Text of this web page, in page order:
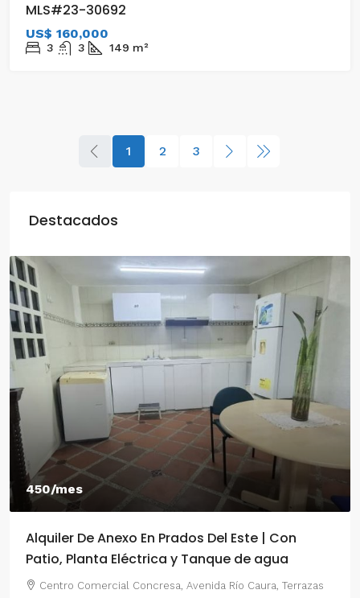
MLS#23-30692
US$ 160,000
3 3 149 m²
1 2 3
Destacados
En Prados Del Este | Con
y Tanque de agua
Avenida Río Caura, Terrazas
550/mes
Alquiler De Anexo
2 Habitaciones
Centro Comercial